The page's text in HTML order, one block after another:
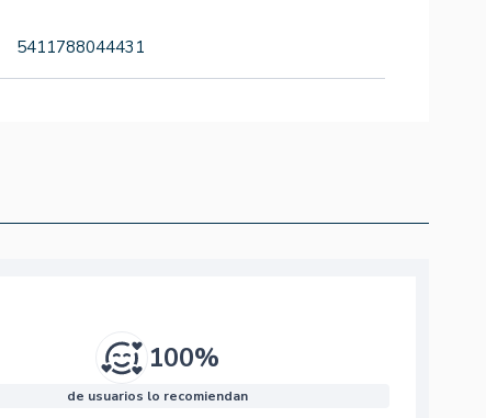
5411788044431
100%
de usuarios lo recomiendan